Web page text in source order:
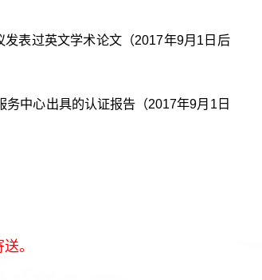
表过英文学术论文（2017年9月1日后
中心出具的认证报告（2017年9月1日
。